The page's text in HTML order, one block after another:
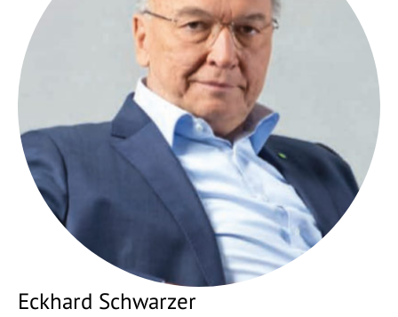
Eckhard Schwarzer